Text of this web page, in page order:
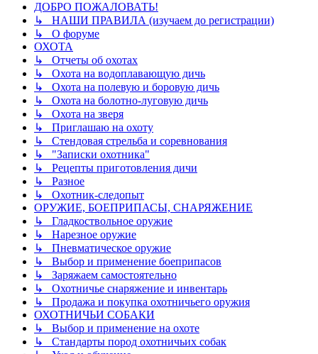
ДОБРО ПОЖАЛОВАТЬ!
↳ НАШИ ПРАВИЛА (изучаем до регистрации)
↳ О форуме
ОХОТА
↳ Отчеты об охотах
↳ Охота на водоплавающую дичь
↳ Охота на полевую и боровую дичь
↳ Охота на болотно-луговую дичь
↳ Охота на зверя
↳ Приглашаю на охоту
↳ Стендовая стрельба и соревнования
↳ "Записки охотника"
↳ Рецепты приготовления дичи
↳ Разное
↳ Охотник-следопыт
ОРУЖИЕ, БОЕПРИПАСЫ, СНАРЯЖЕНИЕ
↳ Гладкоствольное оружие
↳ Нарезное оружие
↳ Пневматическое оружие
↳ Выбор и применение боеприпасов
↳ Заряжаем самостоятельно
↳ Охотничье снаряжение и инвентарь
↳ Продажа и покупка охотничьего оружия
ОХОТНИЧЬИ СОБАКИ
↳ Выбор и применение на охоте
↳ Стандарты пород охотничьих собак